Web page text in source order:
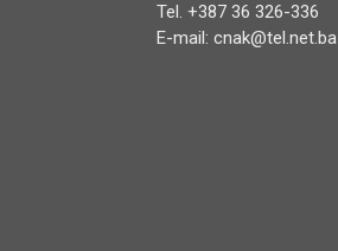
Tel. +387 36 326-336
E-mail: cnak@tel.net.ba